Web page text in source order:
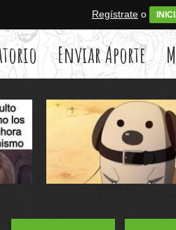
Regístrate o
Enviar Aporte